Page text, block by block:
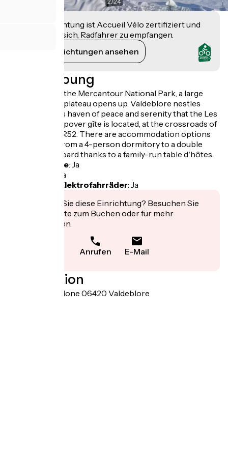
Diese Einrichtung ist Accueil Vélo zertifiziert und
verpflichtet sich, Radfahrer zu empfangen.
Ihre Verpflichtungen ansehen
Beschreibung
At the gates of the Mercantour National Park, a large
sun-drenched plateau opens up. Valdeblore nestles
here. It is in this haven of peace and serenity that the Les
Marmottes stopover gîte is located, at the crossroads of
the GR5 and GR52. There are accommodation options
for everyone, from a 4-person dormitory to a double
room with ½ board thanks to a family-run table d'hôtes.
Fahrradgarage: Ja
Ja
Aufladen für Elektrofahrräder: Ja
Interessiert Sie diese Einrichtung? Besuchen Sie
deren Website zum Buchen oder für mehr
Informationen.
Anrufen E-Mail
Localisation
Quartier la Madone 06420 Valdeblore